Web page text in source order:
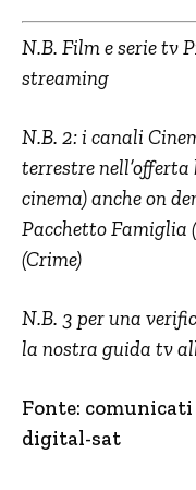
N.B. Film e serie tv
streaming
N.B. 2: i canali
terrestre
cinema) anche on
Pacchetto Famiglia
(Crime)
N.B. 3 per una
la nostra guida tv
Fonte:
digital-sat